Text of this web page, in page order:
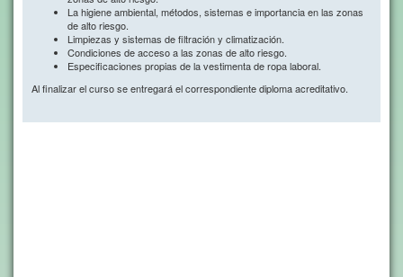
La higiene ambiental, métodos, sistemas e importancia en las zonas
de alto riesgo.
Limpiezas y sistemas de filtración y climatización.
Condiciones de acceso a las zonas de alto riesgo.
Especificaciones propias de la vestimenta de ropa laboral.
Al finalizar el curso se entregará el correspondiente diploma acreditativo.